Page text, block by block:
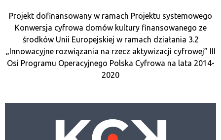
Projekt dofinansowany w ramach Projektu systemowego
Konwersja cyfrowa domów kultury finansowanego ze
środków Unii Europejskiej w ramach działania 3.2
„Innowacyjne rozwiązania na rzecz aktywizacji cyfrowej” III
Osi Programu Operacyjnego Polska Cyfrowa na lata 2014-
2020